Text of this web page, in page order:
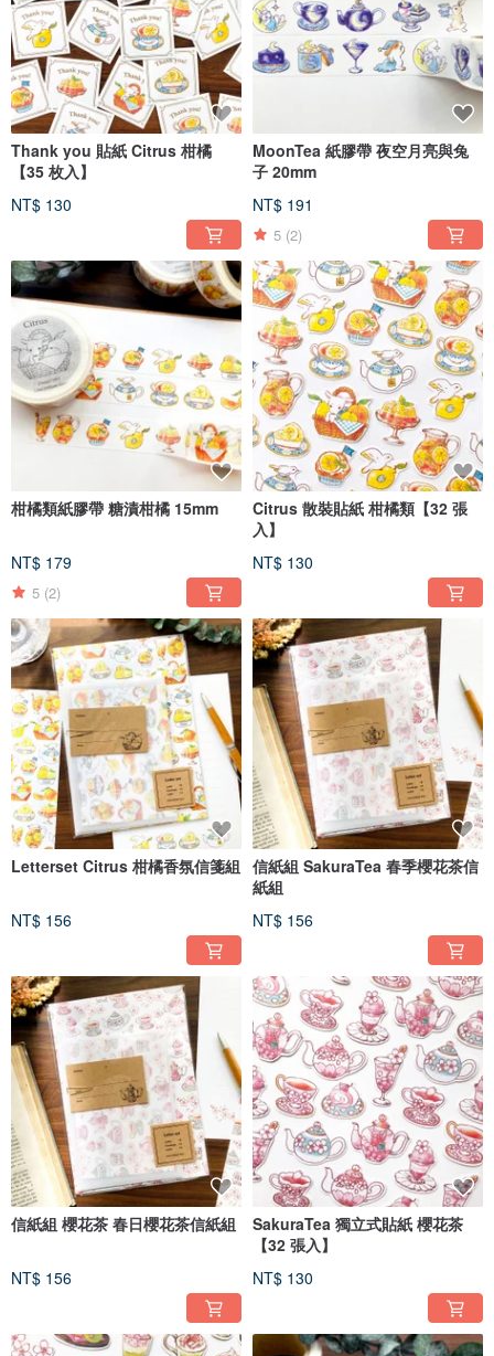
● 配送方式
依商品選擇普通郵件或Click Post
均為投入信箱配送，若放不下則手交
（馬克杯為宅配）
- 如需宅配，可事先洽談
- 運費自動計算，依組合可能略有差異
● 售罄商品
部分可能尚有庫存，歡迎詢問
（標記「完售」者暫無再販計劃）
下訂後無法取消或更改，請確認無誤後再下單
● 禮物包裝
馬克杯除外，皆可免費包裝
● 感謝評論
目前專注製作，無法逐一回覆
您的留言是我們創作的動力
◆雜誌刊載
晉遊社《LDK》2020年11月號「良品百貨」
ことりっぷ雜誌 2016 夏號
最新消息請參考 X（Twitter）與 Instagram
X(Twitter) @littleBdays
Thank you 貼紙 Citrus 柑橘
【35 枚入】
NT$ 130
MoonTea 紙膠帶 夜空月亮與兔
子 20mm
NT$ 191
5 (2)
柑橘類紙膠帶 糖漬柑橘 15mm
NT$ 179
5 (2)
Citrus 散裝貼紙 柑橘類【32 張
入】
NT$ 130
Letterset Citrus 柑橘香氛信箋組
NT$ 156
信紙組 SakuraTea 春季櫻花茶信
紙組
NT$ 156
信紙組 櫻花茶 春日櫻花茶信紙組
NT$ 156
SakuraTea 獨立式貼紙 櫻花茶
【32 張入】
NT$ 130